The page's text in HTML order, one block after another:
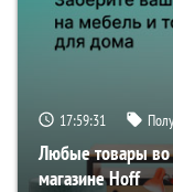
17:59:30
Любые товары во
магазине Hoff